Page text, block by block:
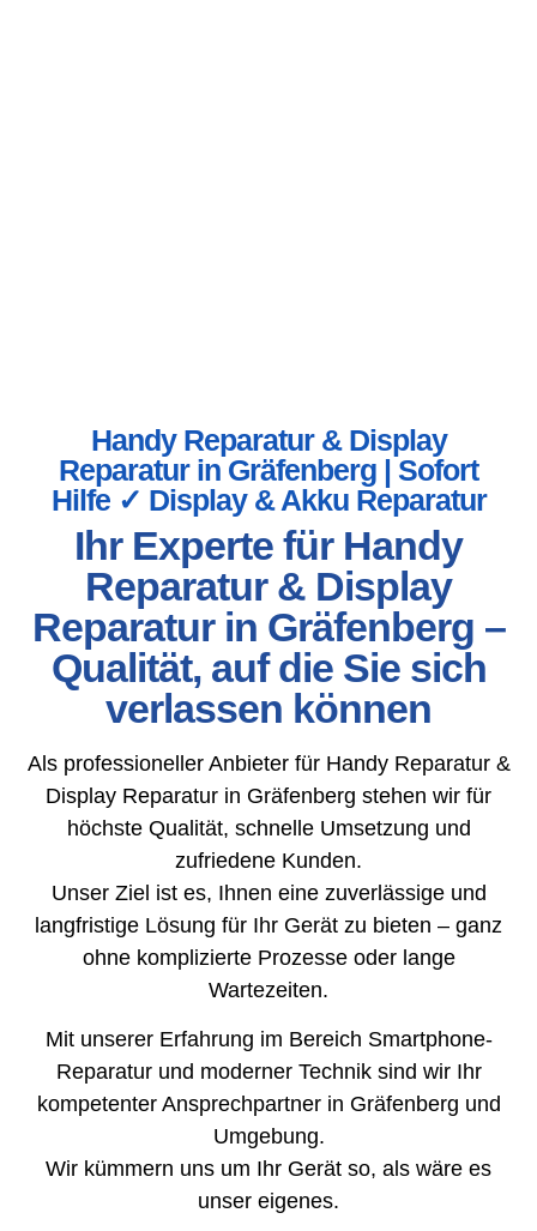
Handy Reparatur & Display
Reparatur in Gräfenberg | Sofort
Hilfe ✓ Display & Akku Reparatur
Ihr Experte für Handy
Reparatur & Display
Reparatur in Gräfenberg –
Qualität, auf die Sie sich
verlassen können
Als professioneller Anbieter für Handy Reparatur &
Display Reparatur in Gräfenberg stehen wir für
höchste Qualität, schnelle Umsetzung und
zufriedene Kunden.
Unser Ziel ist es, Ihnen eine zuverlässige und
langfristige Lösung für Ihr Gerät zu bieten – ganz
ohne komplizierte Prozesse oder lange
Wartezeiten.
Mit unserer Erfahrung im Bereich Smartphone-
Reparatur und moderner Technik sind wir Ihr
kompetenter Ansprechpartner in Gräfenberg und
Umgebung.
Wir kümmern uns um Ihr Gerät so, als wäre es
unser eigenes.